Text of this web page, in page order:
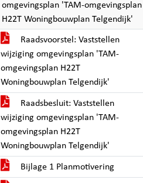
omgevingsplan 'TAM-omgevingsplan
H22T Woningbouwplan Telgendijk'
Raadsvoorstel: Vaststellen
wijziging omgevingsplan 'TAM-
omgevingsplan H22T
Woningbouwplan Telgendijk'
Raadsbesluit: Vaststellen
wijziging omgevingsplan 'TAM-
omgevingsplan H22T
Woningbouwplan Telgendijk'
Bijlage 1 Planmotivering